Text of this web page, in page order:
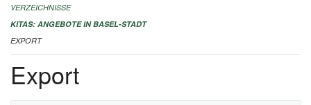
IMPRESSUM
VERZEICHNISSE
KITAS: ANGEBOTE IN BASEL-STADT
EXPORT
Export